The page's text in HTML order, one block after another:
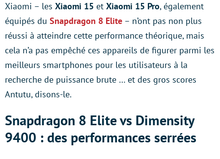
Xiaomi – les Xiaomi 15 et Xiaomi 15 Pro, également
équipés du Snapdragon 8 Elite – n’ont pas non plus
réussi à atteindre cette performance théorique, mais
cela n’a pas empêché ces appareils de figurer parmi les
meilleurs smartphones pour les utilisateurs à la
recherche de puissance brute … et des gros scores
Antutu, disons-le.
Snapdragon 8 Elite vs Dimensity
9400 : des performances serrées